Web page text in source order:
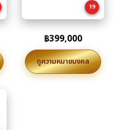
19
฿399,000
ดูความหมายมงคล